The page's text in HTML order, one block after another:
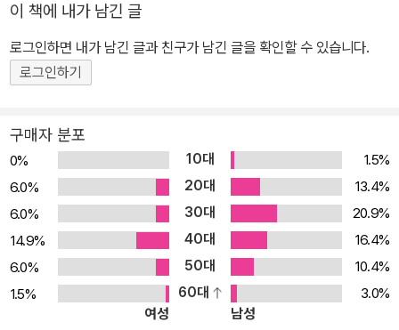
해할 수 있도록 구성된 입문서입니다. 각 장의 핵심 내용을 요약하여
독자들의 이해를 돕고, ‘오늘날의 시각에서 해석해 본 <군주론>의 주
요 내용’이라는 섹션을 추가하여 현대적 관점에서 마키아벨리의 사상
을 재해석했습니다. 이를 통해 독자들은 마키아벨리의 사상이 오늘날
할 수 있을 것입니다. 이 책은 마키아벨리의 사상과 그가 제시한 통치
및 군사 전략을 더 깊이 이해할 수 있도록, 1430년부터 1530년까지
이탈리아에서 발생한 주요 사건들을 배경으로 제시합니다. 이탈리아
반도의 정치적 상황을 이해함으로써, 독자들은 마키아벨리의 주장과
전략이 어떤 맥락에서 나왔는지 명확히 파악할 수 있을 것입니다. 또
한, <군주론>이 오늘날에도 왜 여전히 중요한지, 그리고 어떤 통찰을
제공하는지에 대한 해설을 현대적 관점에서 다루어, 이 고전이 현재
에도 어떤 의미와 가치를 지니고 있는지 탐구했습니다. 정치학, 경영
이 책에 내가 남긴 글
로그인하면 내가 남긴 글과 친구가 남긴 글을 확인할 수 있습니다.
로그인하기
구매자 분포
0% 10대
1.5%
6.0%
20대
13.4%
6.0%
30대
20.9%
14.9%
40대
16.4%
6.0%
50대
10.4%
1.5%
60대
3.0%
여성
남성